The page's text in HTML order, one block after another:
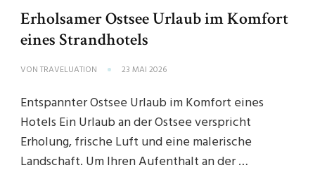
Erholsamer Ostsee Urlaub im Komfort
eines Strandhotels
VON TRAVELUATION 23 MAI 2026
Entspannter Ostsee Urlaub im Komfort eines
Hotels Ein Urlaub an der Ostsee verspricht
Erholung, frische Luft und eine malerische
Landschaft. Um Ihren Aufenthalt an der …